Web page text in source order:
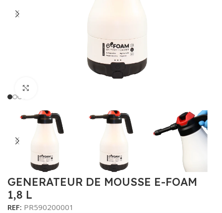
GENERATEUR DE MOUSSE E-FOAM
1,8 L
REF: PR590200001